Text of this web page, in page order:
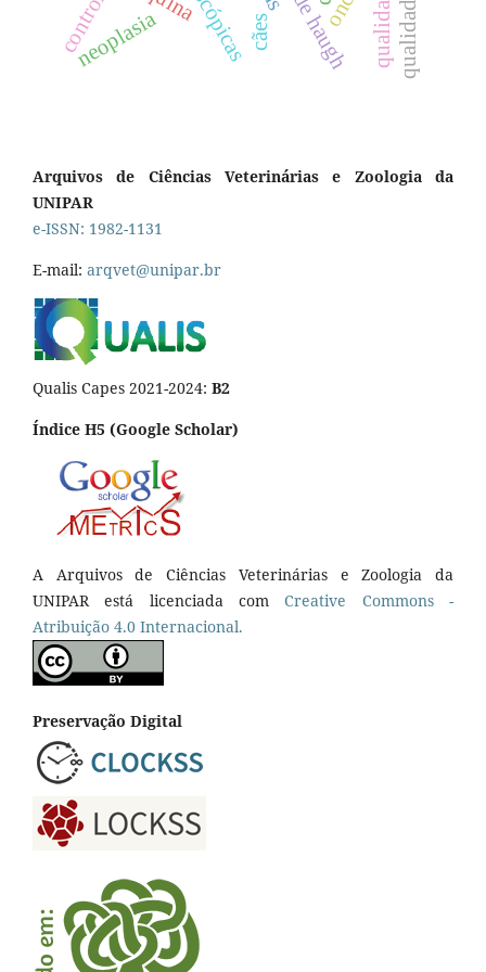
cães
neoplasia qualidade
controle
Arquivos de Ciências Veterinárias e Zoologia da
UNIPAR
e-ISSN: 1982-1131
E-mail: arqvet@unipar.br
Qualis Capes 2021-2024: B2
Índice H5 (Google Scholar)
A Arquivos de Ciências Veterinárias e Zoologia da
UNIPAR está licenciada comCreative Commons -
Atribuição 4.0 Internacional.
Preservação Digital